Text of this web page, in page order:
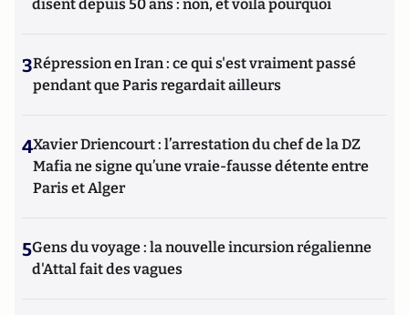
disent depuis 50 ans : non, et voilà pourquoi
3Répression en Iran : ce qui s'est vraiment passé
pendant que Paris regardait ailleurs
4Xavier Driencourt : l’arrestation du chef de la DZ
Mafia ne signe qu’une vraie-fausse détente entre
Paris et Alger
5Gens du voyage : la nouvelle incursion régalienne
d'Attal fait des vagues